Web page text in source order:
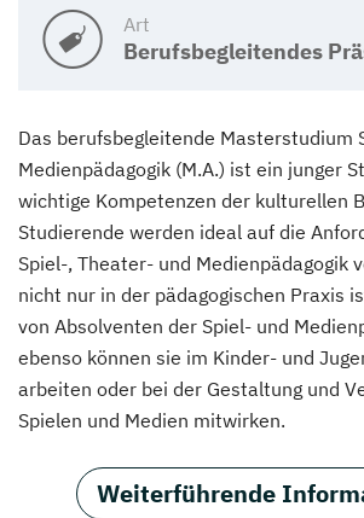
Art
Berufsbegleitendes
Das berufsbegleitende Masterstudium
Medienpädagogik (M.A.) ist ein junger
wichtige Kompetenzen der kulturellen
Studierende werden ideal auf die
Spiel-, Theater- und Medienpädagogik
nicht nur in der pädagogischen Praxis
von Absolventen der Spiel- und
ebenso können sie im Kinder- und
arbeiten oder bei der Gestaltung und
Spielen und Medien mitwirken.
Weiterführende